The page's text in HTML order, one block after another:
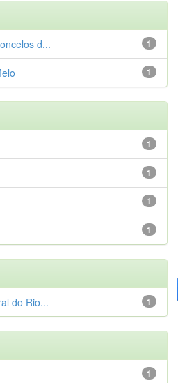
1
d...
1
1
1
1
1
1
do Rio...
1